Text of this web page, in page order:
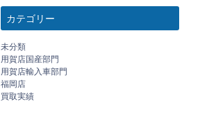
カテゴリー
未分類
用賀店国産部門
用賀店輸入車部門
福岡店
買取実績